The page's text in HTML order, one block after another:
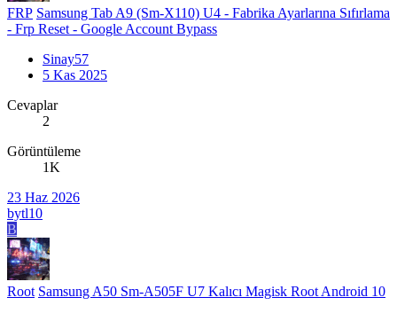
FRP Samsung Tab A9 (Sm-X110) U4 - Fabrika Ayarlarına Sıfırlama
- Frp Reset - Google Account Bypass
Sinay57
5 Kas 2025
Cevaplar
2
Görüntüleme
1K
23 Haz 2026
bytl10
B
Root Samsung A50 Sm-A505F U7 Kalıcı Magisk Root Android 10